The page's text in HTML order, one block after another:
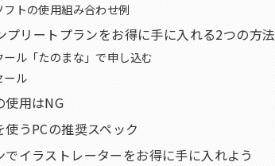
トの使用組み合わせ例
リートプランをお得に手に入れる2つの方法
ル「たのまな」で申し込む
ール
使用はNG
うPCの推奨スペック
でイラストレーターをお得に手に入れよう